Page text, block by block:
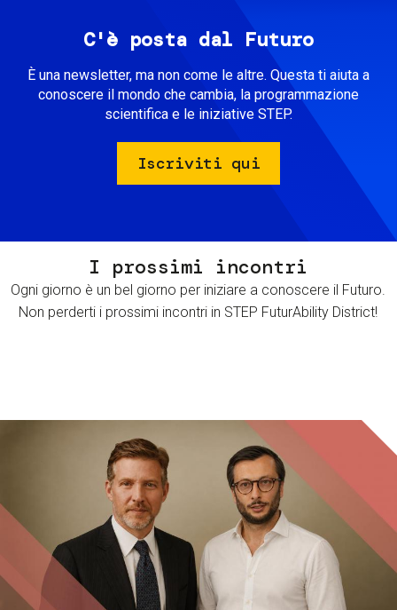
C'è posta dal Futuro
È una newsletter, ma non come le altre. Questa ti aiuta a
conoscere il mondo che cambia, la programmazione
scientifica e le iniziative STEP.
Iscriviti qui
I prossimi incontri
Ogni giorno è un bel giorno per iniziare a conoscere il Futuro.
Non perderti i prossimi incontri in STEP FuturAbility District!